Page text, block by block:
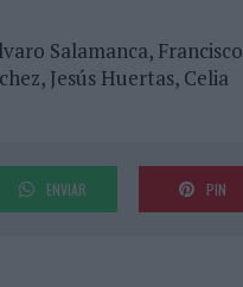
Salamanca, Francisco
Jesús Huertas, Celia
ENVIAR PIN